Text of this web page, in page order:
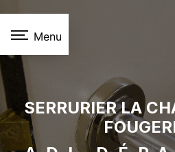
Menu
SERRURIER LA